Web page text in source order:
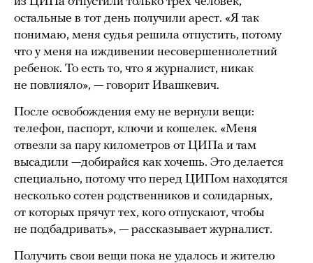
остальные в тот день получили арест. «Я так
понимаю, меня судья решила отпустить, потому
что у меня на иждивении несовершеннолетний
ребенок. То есть то, что я журналист, никак
не повлияло», — говорит Ивашкевич.
После освобождения ему не вернули вещи:
телефон, паспорт, ключи и кошелек. «Меня
отвезли за пару километров от ЦИПа и там
высадили —добирайся как хочешь. Это делается
специально, потому что перед ЦИПом находятся
несколько сотен родственников и солидарных,
от которых прячут тех, кого отпускают, чтобы
не подбадривать», — рассказывает журналист.
Получить свои вещи пока не удалось и жителю